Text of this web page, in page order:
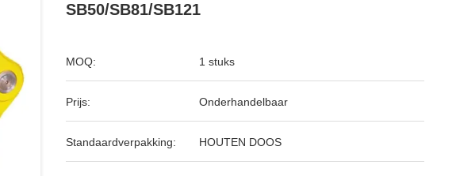
SB50/SB81/SB121
MOQ: 1 stuks
Prijs: Onderhandelbaar
Standaardverpakking: HOUTEN DOOS